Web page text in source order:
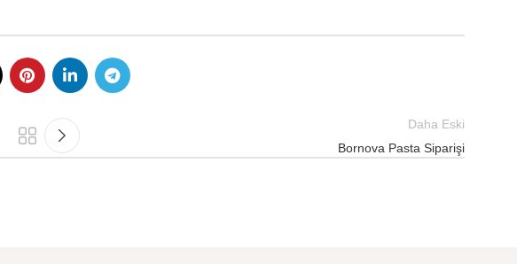
Daha Eski
Bornova Pasta Siparişi